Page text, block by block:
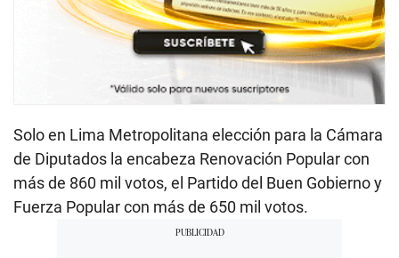
Solo en Lima Metropolitana elección para la Cámara
de Diputados la encabeza Renovación Popular con
más de 860 mil votos, el Partido del Buen Gobierno y
Fuerza Popular con más de 650 mil votos.